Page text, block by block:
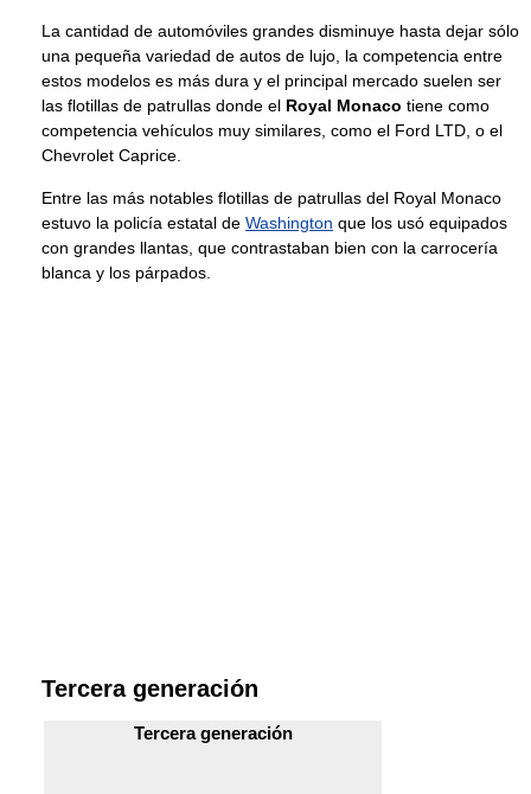
La cantidad de automóviles grandes disminuye hasta dejar sólo
una pequeña variedad de autos de lujo, la competencia entre
estos modelos es más dura y el principal mercado suelen ser
las flotillas de patrullas donde el Royal Monaco tiene como
competencia vehículos muy similares, como el Ford LTD, o el
Chevrolet Caprice.
Entre las más notables flotillas de patrullas del Royal Monaco
estuvo la policía estatal de Washington que los usó equipados
con grandes llantas, que contrastaban bien con la carrocería
blanca y los párpados.
Tercera generación
Tercera generación